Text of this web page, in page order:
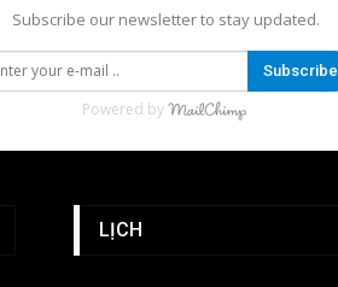
Subscribe our newsletter to stay updated.
Subscribe
Powered by
LỊCH